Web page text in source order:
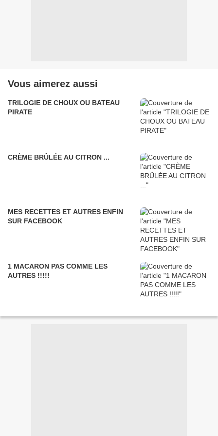
Vous aimerez aussi
TRILOGIE DE CHOUX OU BATEAU
PIRATE
CRÈME BRÛLÉE AU CITRON ...
MES RECETTES ET AUTRES ENFIN
SUR FACEBOOK
1 MACARON PAS COMME LES
AUTRES !!!!!